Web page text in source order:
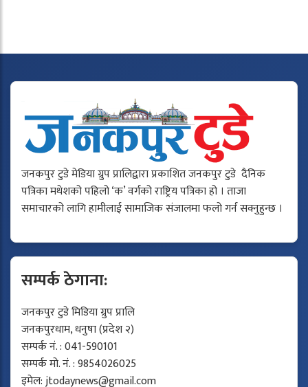
जनकपुर टुडे मेडिया ग्रुप प्रालिद्वारा प्रकाशित जनकपुर टुडे दैनिक
पत्रिका मधेशको पहिलो ‘क’ वर्गको राष्ट्रिय पत्रिका हो । ताजा
समाचारको लागि हामीलाई सामाजिक संजालमा फलो गर्न सक्नुहुन्छ ।
सम्पर्क ठेगाना:
जनकपुर टुडे मिडिया ग्रुप प्रालि
जनकपुरधाम, धनुषा (प्रदेश २)
सम्पर्क नं. : 041-590101
सम्पर्क मो. नं. : 9854026025
इमेल:jtodaynews@gmail.com